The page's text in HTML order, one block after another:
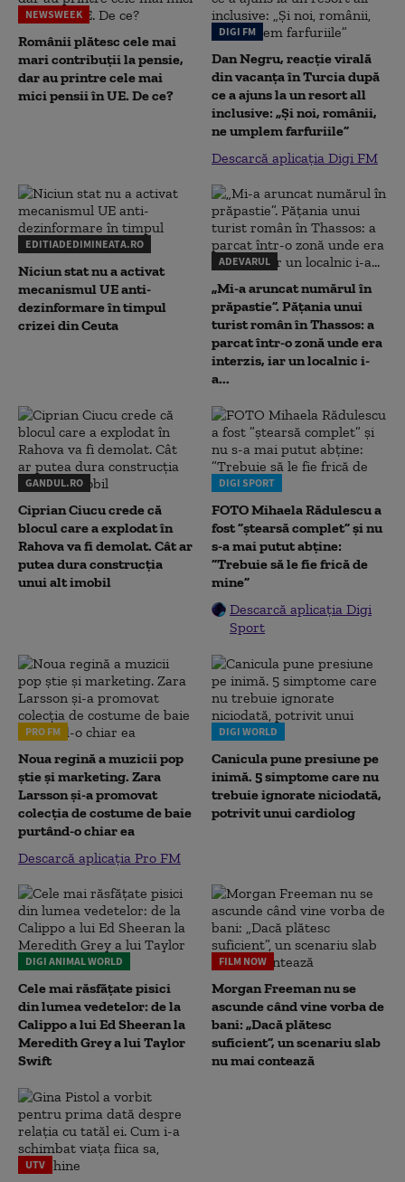
NEWSWEEK
Românii plătesc cele mai
mari contribuții la pensie,
dar au printre cele mai
mici pensii în UE. De ce?
DIGI FM
Dan Negru, reacție virală
din vacanța în Turcia după
ce a ajuns la un resort all
inclusive: „Și noi, românii,
ne umplem farfuriile”
Descarcă aplicația Digi FM
EDITIADEDIMINEATA.RO
Niciun stat nu a activat
mecanismul UE anti-
dezinformare în timpul
crizei din Ceuta
ADEVARUL
„Mi-a aruncat numărul în
prăpastie”. Pățania unui
turist român în Thassos: a
parcat într-o zonă unde era
interzis, iar un localnic i-
a...
GANDUL.RO
Ciprian Ciucu crede că
blocul care a explodat în
Rahova va fi demolat. Cât ar
putea dura construcția
unui alt imobil
DIGI SPORT
FOTO Mihaela Rădulescu a
fost ”ștearsă complet” și nu
s-a mai putut abține:
”Trebuie să le fie frică de
mine”
Descarcă aplicația Digi
Sport
PRO FM
Noua regină a muzicii pop
știe și marketing. Zara
Larsson și-a promovat
colecția de costume de baie
purtând-o chiar ea
Descarcă aplicația Pro FM
DIGI WORLD
Canicula pune presiune pe
inimă. 5 simptome care nu
trebuie ignorate niciodată,
potrivit unui cardiolog
DIGI ANIMAL WORLD
Cele mai răsfățate pisici
din lumea vedetelor: de la
Calippo a lui Ed Sheeran la
Meredith Grey a lui Taylor
Swift
FILM NOW
Morgan Freeman nu se
ascunde când vine vorba de
bani: „Dacă plătesc
suficient”, un scenariu slab
nu mai contează
UTV